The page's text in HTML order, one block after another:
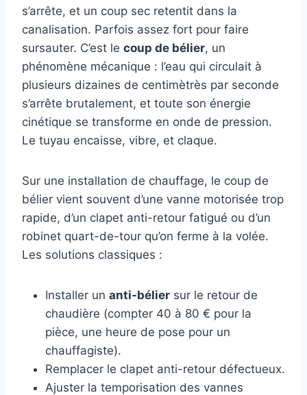
s’arrête, et un coup sec retentit dans la
canalisation. Parfois assez fort pour faire
sursauter. C’est le coup de bélier, un
phénomène mécanique : l’eau qui circulait à
plusieurs dizaines de centimètrès par seconde
s’arrête brutalement, et toute son énergie
cinétique se transforme en onde de pression.
Le tuyau encaisse, vibre, et claque.
Sur une installation de chauffage, le coup de
bélier vient souvent d’une vanne motorisée trop
rapide, d’un clapet anti-retour fatigué ou d’un
robinet quart-de-tour qu’on ferme à la volée.
Les solutions classiques :
Installer un anti-bélier sur le retour de
chaudière (compter 40 à 80 € pour la
pièce, une heure de pose pour un
chauffagiste).
Remplacer le clapet anti-retour défectueux.
Ajuster la temporisation des vannes